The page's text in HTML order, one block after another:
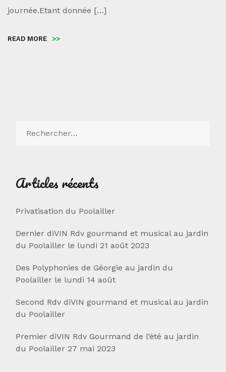
journée.Etant donnée […]
READ MORE >>
Articles récents
Privatisation du Poolailler
Dernier diVIN Rdv gourmand et musical au jardin
du Poolailler le lundi 21 août 2023
Des Polyphonies de Géorgie au jardin du
Poolailler le lundi 14 août
Second Rdv diVIN gourmand et musical au jardin
du Poolailler
Premier diVIN Rdv Gourmand de l’été au jardin
du Poolailler 27 mai 2023